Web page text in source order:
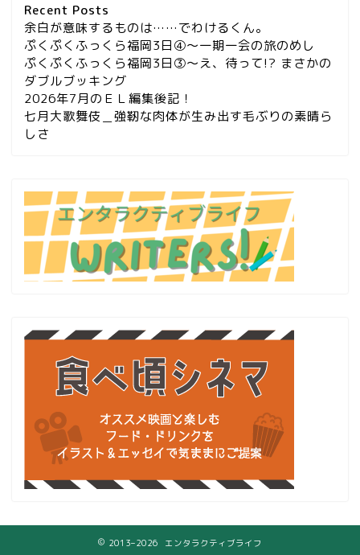
Recent Posts
余白が意味するものは……でわけるくん。
ぷくぷくふっくら福岡3日④～一期一会の旅のめし
ぷくぷくふっくら福岡3日③～え、待って!? まさかの
ダブルブッキング
2026年7月のＥＬ編集後記！
七月大歌舞伎＿強靭な肉体が生み出す毛ぶりの素晴ら
しさ
2013–2026 エンタラクティブライフ